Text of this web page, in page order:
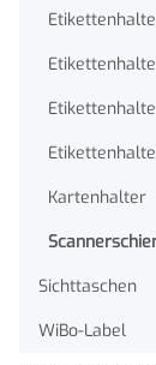
Kartenhalter
Sichttaschen
WiBo-Label